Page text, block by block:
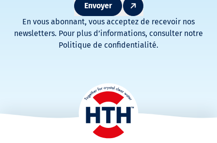
Envoyer
En vous abonnant, vous acceptez de recevoir nos
newsletters. Pour plus d’informations, consulter notre
Politique de confidentialité.